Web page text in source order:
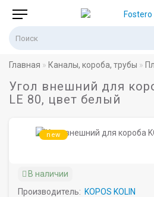
Главная Каналы, короба, трубы
Угол внешний для
LE 80, цвет белый
new
В наличии
Производитель: KOPOS KOLIN